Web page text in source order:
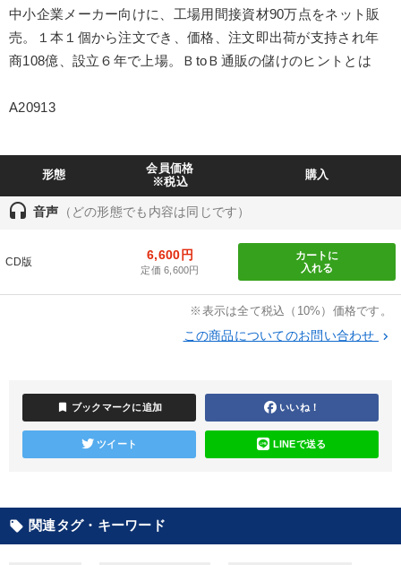
《強い財務を実践する経営者》講話４選
業種
製造業
キーワード
女性経営者 後継者 不動産投資 上場企業
運勢・先見 思考法
※「更新」を押すと「テーマ」「キーワード」を更新いただけます。
ondemand_video 経営音声・動画を探す refresh 更新する
しいただけます
2026年夏季全国経営者セミナー収録講演ＣＤ・講演ＤＶＤ・デジ
タル版（音声／動画ストリーミング・ダウンロード）
中小企業メーカー向けに、工場用間接資材90万点をネット販
売。１本１個から注文でき、価格、注文即出荷が支持され年
商108億、設立６年で上場。ＢtoＢ通販の儲けのヒントとは
A20913
形態
会員価格
※税込
購入
headset 音声 （どの形態でも内容は同じです）
CD版 6,600円
定価 6,600円
カートに
入れる
※表示は全て税込（10%）価格です。
この商品についてのお問い合わせ keyboard_arrow_right
bookmark ブックマークに追加 いいね！
ツイート LINEで送る
local_offer 関連タグ・キーワード